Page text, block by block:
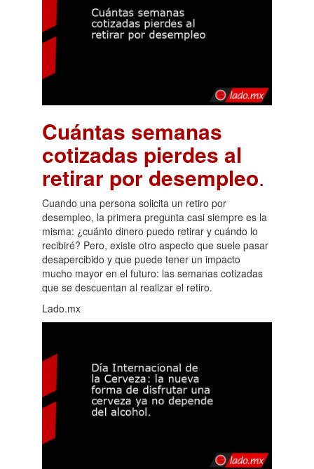
Cuántas semanas
cotizadas pierdes al
retirar por desempleo.
Cuando una persona solicita un retiro por
desempleo, la primera pregunta casi siempre es la
misma: ¿cuánto dinero puedo retirar y cuándo lo
recibiré? Pero, existe otro aspecto que suele pasar
desapercibido y que puede tener un impacto
mucho mayor en el futuro: las semanas cotizadas
que se descuentan al realizar el retiro.
Lado.mx